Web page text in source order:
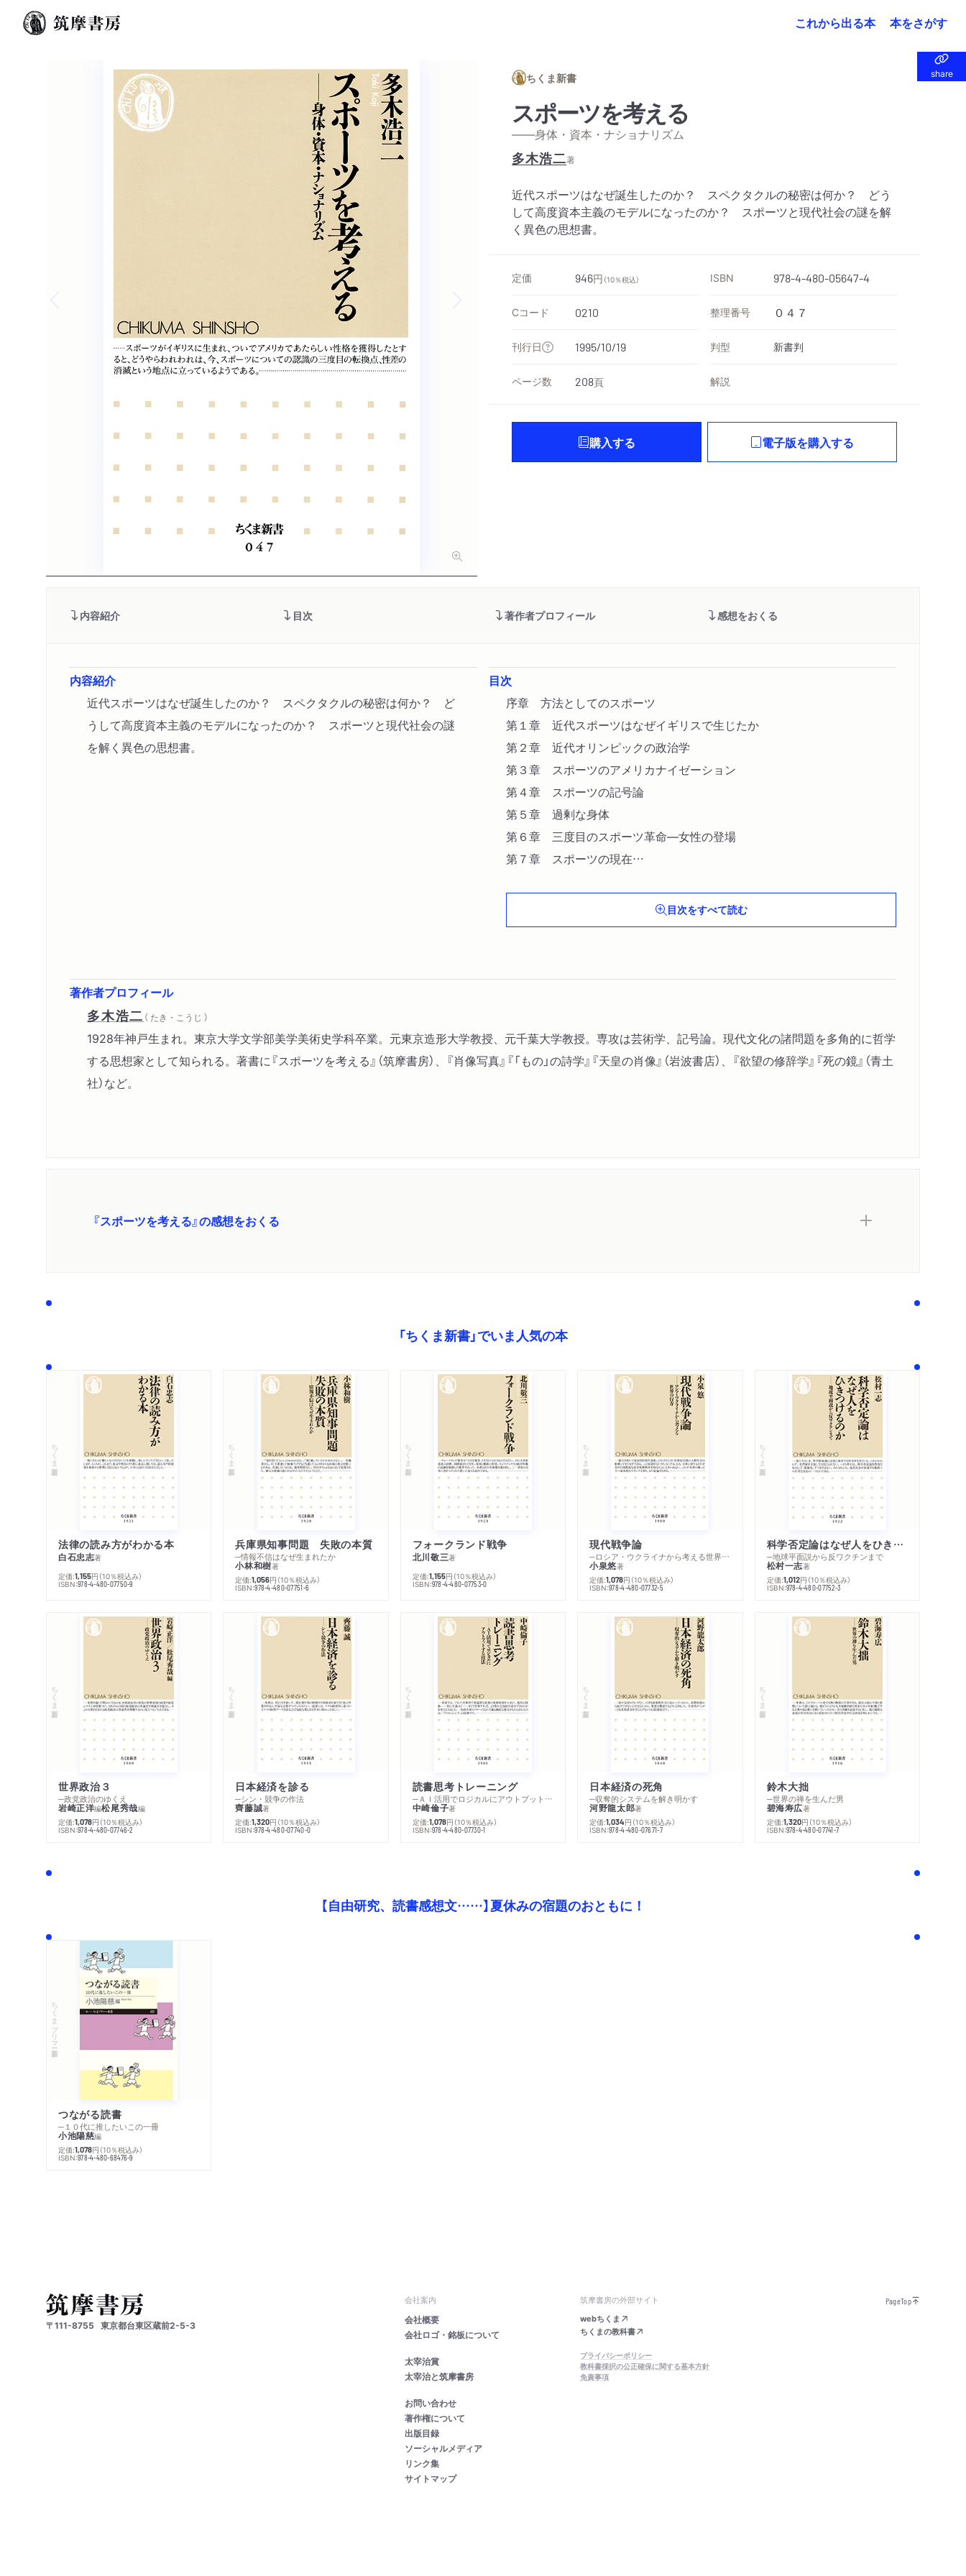
これから出る本 本をさがす
share
share
ちくま新書
スポーツを考える
——身体・資本・ナショナリズム
多木浩二著
近代スポーツはなぜ誕生したのか？ スペクタクルの秘密は何か？ どう
して高度資本主義のモデルになったのか？ スポーツと現代社会の謎を解
く異色の思想書。
定価 946円 （10％税込） ISBN 978-4-480-05647-4
Cコード 0210 整理番号 ０４７
刊行日 1995/10/19 判型 新書判
ページ数 208頁 解説
購入する 電子版を購入する
内容紹介 目次 著作者プロフィール 感想をおくる
内容紹介
近代スポーツはなぜ誕生したのか？ スペクタクルの秘密は何か？ ど
うして高度資本主義のモデルになったのか？ スポーツと現代社会の謎
を解く異色の思想書。
目次
序章 方法としてのスポーツ
第１章 近代スポーツはなぜイギリスで生じたか
第２章 近代オリンピックの政治学
第３章 スポーツのアメリカナイゼーション
第４章 スポーツの記号論
第５章 過剰な身体
第６章 三度目のスポーツ革命―女性の登場
第７章 スポーツの現在
目次をすべて読む
著作者プロフィール
多木浩二 （ たき・こうじ ）
1928年神戸生まれ。東京大学文学部美学美術史学科卒業。元東京造形大学教授、元千葉大学教授。専攻は芸術学、記号論。現代文化の諸問題を多角的に哲学
する思想家として知られる。著書に『スポーツを考える』（筑摩書房）、『肖像写真』『「もの」の詩学』『天皇の肖像』（岩波書店）、『欲望の修辞学』『死の鏡』（青土
社）など。
『スポーツを考える』の感想をおくる
「ちくま新書」でいま人気の本
ちくま新書
法律の読み方がわかる本
白石忠志著
定価:1,155円 （10％税込み）
ISBN:978-4-480-07750-9
ちくま新書
兵庫県知事問題 失敗の本質
─情報不信はなぜ生まれたか
小林和樹著
定価:1,056円 （10％税込み）
ISBN:978-4-480-07751-6
ちくま新書
フォークランド戦争
北川敬三著
定価:1,155円 （10％税込み）
ISBN:978-4-480-07753-0
ちくま新書
現代戦争論
─ロシア・ウクライナから考える世界の行方
小泉悠著
定価:1,078円 （10％税込み）
ISBN:978-4-480-07732-5
ちくま新書
科学否定論はなぜ人をひきつけるのか
─地球平面説から反ワクチンまで
松村一志著
定価:1,012円 （10％税込み）
ISBN:978-4-480-07752-3
ちくま新書
世界政治３
─政党政治のゆくえ
岩崎正洋編松尾秀哉編
定価:1,078円 （10％税込み）
ISBN:978-4-480-07746-2
ちくま新書
日本経済を診る
─シン・競争の作法
齊藤誠著
定価:1,320円 （10％税込み）
ISBN:978-4-480-07740-0
ちくま新書
読書思考トレーニング
─ＡＩ活用でロジカルにアウトプットする技法
中崎倫子著
定価:1,078円 （10％税込み）
ISBN:978-4-480-07730-1
ちくま新書
日本経済の死角
─収奪的システムを解き明かす
河野龍太郎著
定価:1,034円 （10％税込み）
ISBN:978-4-480-07671-7
ちくま新書
鈴木大拙
─世界の禅を生んだ男
碧海寿広著
定価:1,320円 （10％税込み）
ISBN:978-4-480-07741-7
【自由研究、読書感想文……】夏休みの宿題のおともに！
ちくまプリマー新書
つながる読書
─１０代に推したいこの一冊
小池陽慈編
定価:1,078円 （10％税込み）
ISBN:978-4-480-68476-9
〒111-8755 東京都台東区蔵前2-5-3
会社案内
会社概要
会社ロゴ・銘板について
太宰治賞
太宰治と筑摩書房
お問い合わせ
著作権について
出版目録
ソーシャルメディア
リンク集
サイトマップ
筑摩書房の外部サイト
webちくま
ちくまの教科書
プライバシーポリシー
教科書採択の公正確保に関する基本方針
免責事項
PageTop